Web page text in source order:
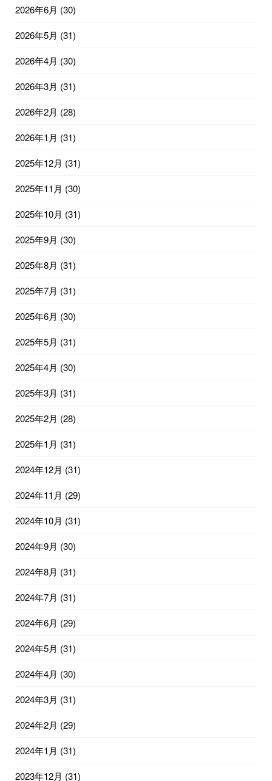
2026年6月 (30)
2026年5月 (31)
2026年4月 (30)
2026年3月 (31)
2026年2月 (28)
2026年1月 (31)
2025年12月 (31)
2025年11月 (30)
2025年10月 (31)
2025年9月 (30)
2025年8月 (31)
2025年7月 (31)
2025年6月 (30)
2025年5月 (31)
2025年4月 (30)
2025年3月 (31)
2025年2月 (28)
2025年1月 (31)
2024年12月 (31)
2024年11月 (29)
2024年10月 (31)
2024年9月 (30)
2024年8月 (31)
2024年7月 (31)
2024年6月 (29)
2024年5月 (31)
2024年4月 (30)
2024年3月 (31)
2024年2月 (29)
2024年1月 (31)
2023年12月 (31)